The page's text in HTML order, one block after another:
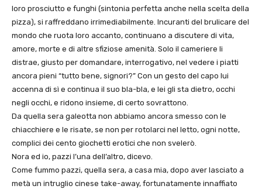
loro prosciutto e funghi (sintonia perfetta anche nella scelta della
pizza), si raffreddano irrimediabilmente. Incuranti del brulicare del
mondo che ruota loro accanto, continuano a discutere di vita,
amore, morte e di altre sfiziose amenità. Solo il cameriere li
distrae, giusto per domandare, interrogativo, nel vedere i piatti
ancora pieni “tutto bene, signori?” Con un gesto del capo lui
accenna di sì e continua il suo bla-bla, e lei gli sta dietro, occhi
negli occhi, e ridono insieme, di certo sovrattono.
Da quella sera galeotta non abbiamo ancora smesso con le
chiacchiere e le risate, se non per rotolarci nel letto, ogni notte,
complici dei cento giochetti erotici che non svelerò.
Nora ed io, pazzi l’una dell’altro, dicevo.
Come fummo pazzi, quella sera, a casa mia, dopo aver lasciato a
metà un intruglio cinese take-away, fortunatamente innaffiato